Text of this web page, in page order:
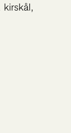
kirskål,